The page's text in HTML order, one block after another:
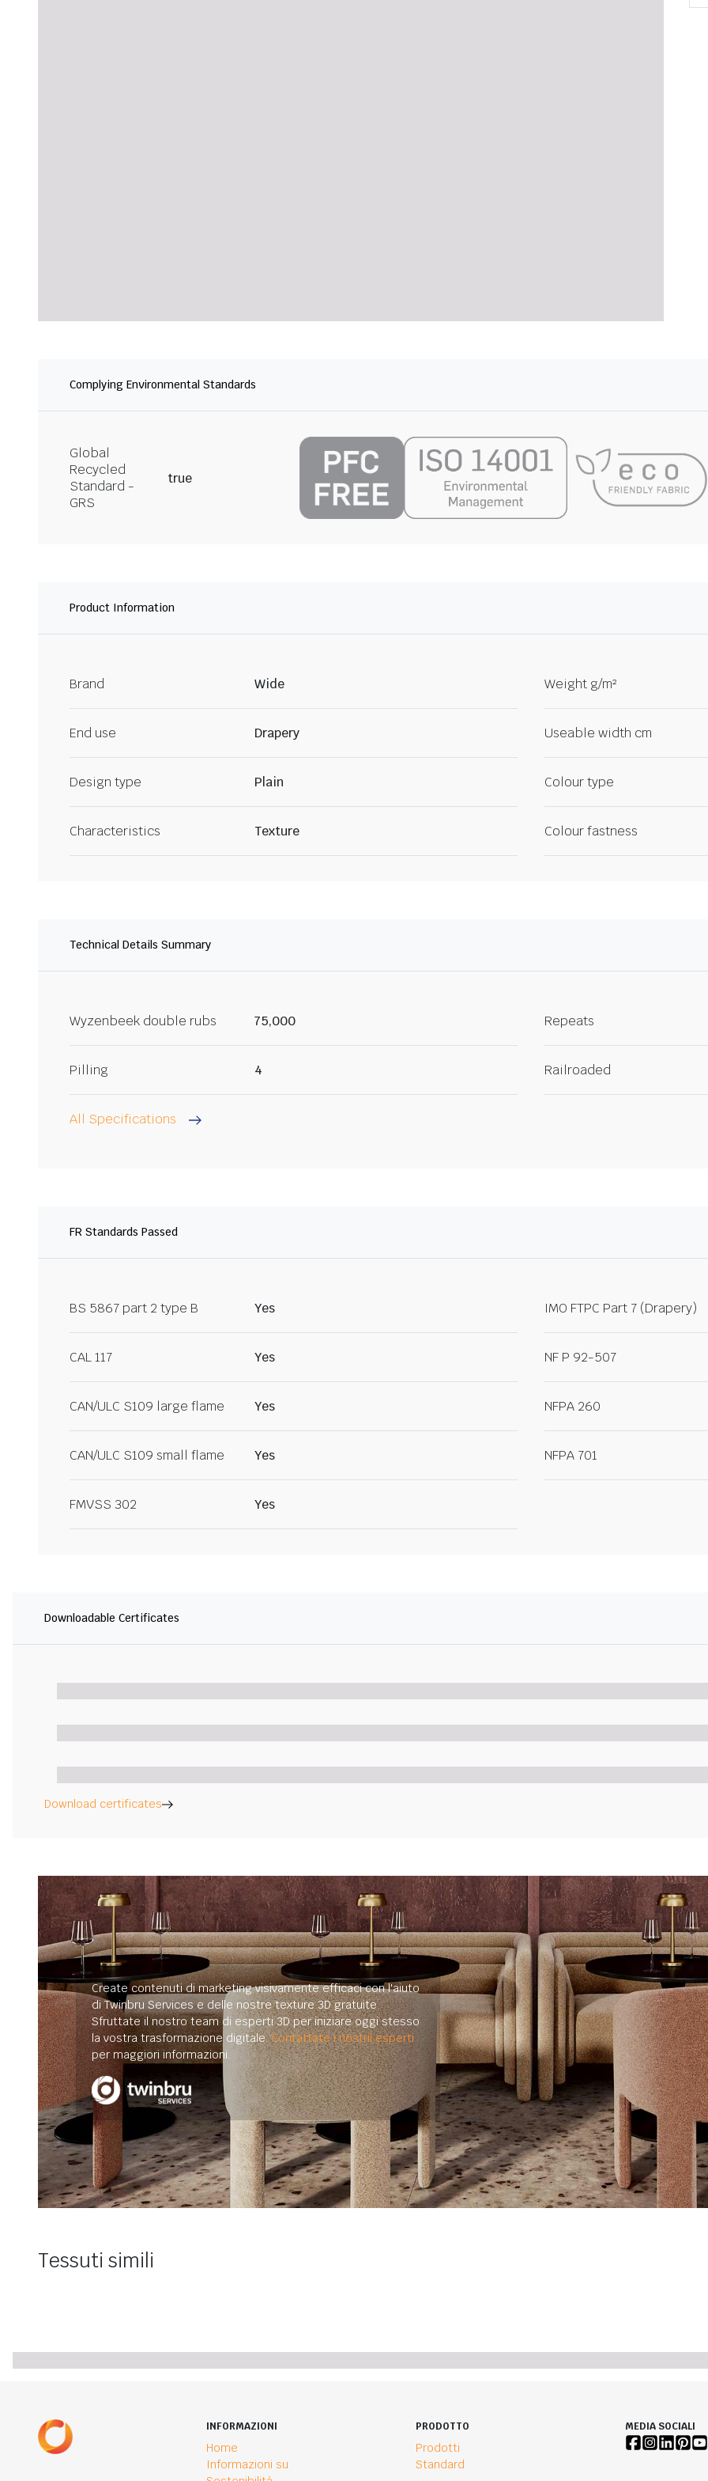
Complying Environmental Standards
Global
Recycled
Standard -
GRS
true
Product Information
Brand Wide Weight g/m²
End use Drapery Useable width cm
Design type Plain Colour type
Characteristics Texture Colour fastness
Technical Details Summary
Wyzenbeek double rubs 75,000 Repeats
Pilling 4 Railroaded
All Specifications
FR Standards Passed
BS 5867 part 2 type B Yes IMO FTPC Part 7 (Drapery)
CAL 117 Yes NF P 92-507
CAN/ULC S109 large flame Yes NFPA 260
CAN/ULC S109 small flame Yes NFPA 701
FMVSS 302 Yes
Downloadable Certificates
Download certificates
Create contenuti di marketing visivamente efficaci con l'aiuto
di Twinbru Services e delle nostre texture 3D gratuite.
Sfruttate il nostro team di esperti 3D per iniziare oggi stesso
la vostra trasformazione digitale.Contattate i nostril esperti
per maggiori informazioni.
Tessuti simili
INFORMAZIONI
Home
Informazioni su
PRODOTTO
Prodotti
Standard
MEDIA SOCIALI